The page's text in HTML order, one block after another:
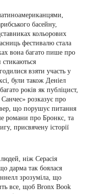
басейну,
кольорових
фестивалю стала
вона багато пише про
взяти участь у
були також Деніел
років як публіцист,
розказує про
що порушує питання
романи про Бронкс, та
присвячену історії
ніж Серасія
дарма так боялася
зрозуміла, що
все, щоб Bronx Book